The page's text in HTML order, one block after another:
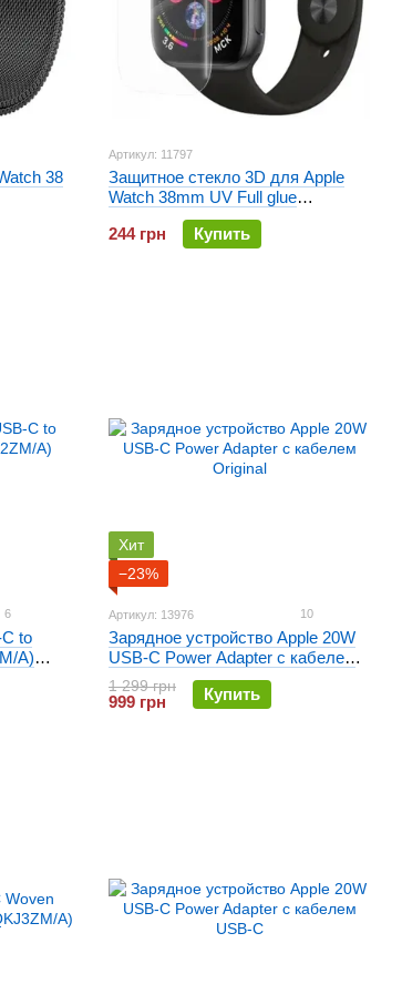
38
Артикул: 11797
Защитное стекло 3D для Apple
Watch 38mm UV Full glue
Прозрачное
244 грн
Купить
6
to
A)
Хит
−23%
Артикул: 13976 10
Зарядное устройство Apple 20W
USB-C Power Adapter с кабелем
Original
1 299 грн
999 грн Купить